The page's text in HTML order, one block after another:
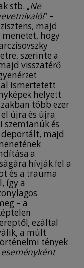
stb. „Ne
” –
majd
menetet, hogy
szerinte a
visszatérő
ismertetett
helyett
több ezer
újra és újra,
szemtanúk és
deportált, majd
a
hívják fel a
és a trauma
így a
– a
ezáltal
a múlt
tények
eseményként